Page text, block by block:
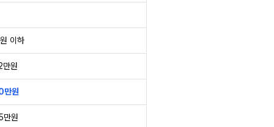
이하
원
원
만원